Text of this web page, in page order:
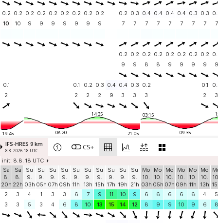
0.2 0.2 0.2 0.2 0.2 0.2 0.2 0.2 0.2 0.2 0.3 0.4 0.4 0.4 0.4 0.3 0.3
10
10 9 9 9 9 9 9 9 7 7 7 7 7 7 7 7 7
0.2 0.2 0.2 0.2 0.2 0.2 0.2 0.2
9
9 8 8 9 9 9 9 9
0.1 0.1 0.2 0.3 0.4 0.4 0.3 0.2 0.1
2
2 2 2 9 3 3 3 2 3
19:45
14:35
08:20 21:05
03:15
09:35
IFS-HRES 9 km
8.8. 2026 18 UTC CS+
init: 8.8. 18 UTC
Sa
8.
20h
Sa
8.
22h
Su
9.
03h
Su
9.
05h
Su
9.
07h
Su
9.
09h
Su
9.
11h
Su
9.
13h
Su
9.
15h
Su
9.
17h
Su
9.
19h
Su
9.
21h
Mo
10.
03h
Mo
10.
05h
Mo
10.
07h
Mo
10.
09h
Mo
10.
11h
Mo
10.
13h
2
3 4 1 3 3 6 7 9 11 10 9 6 6 6 6 6 4
5
3
3 5 3 4 6 8 10 13 15 14 12 8 9 9 10 9 6 8